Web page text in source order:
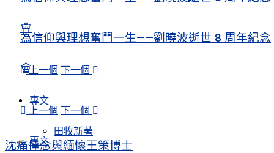
會
上一個 下一個
專文
田牧新著
為信仰與理想奮鬥一生——劉曉波逝世 8 周年紀念
會
上一個 下一個
專文
沈痛悼念與緬懷王策博士